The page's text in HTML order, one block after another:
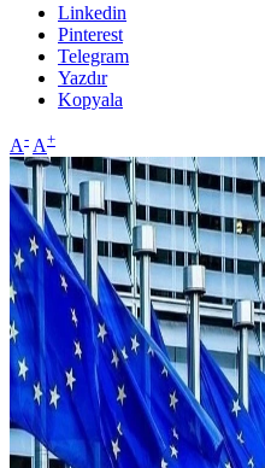
Linkedin
Pinterest
Telegram
Yazdır
Kopyala
A- A+